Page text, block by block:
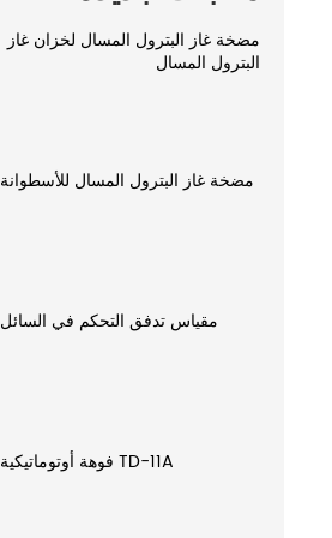
مضخة غاز البترول المسال لخزان غاز
البترول المسال
مضخة غاز البترول المسال للأسطوانة
مقياس تدفق التحكم في السائل
TD-11A فوهة أوتوماتيكية